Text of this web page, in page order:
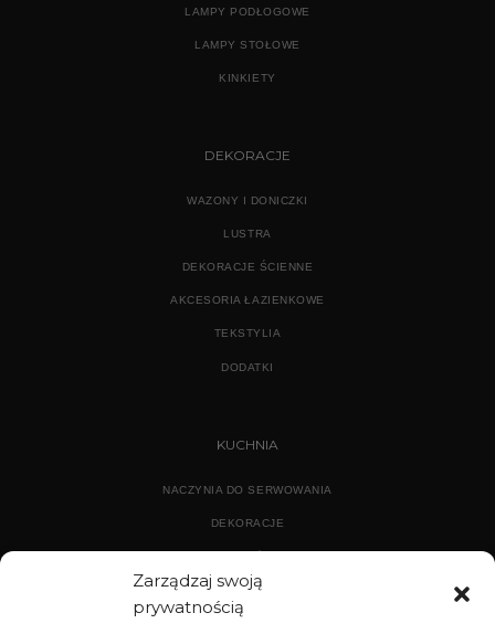
Zarządzaj swoją
prywatnością
LAMPY PODŁOGOWE
LAMPY STOŁOWE
KINKIETY
DEKORACJE
WAZONY I DONICZKI
LUSTRA
DEKORACJE ŚCIENNE
AKCESORIA ŁAZIENKOWE
TEKSTYLIA
DODATKI
KUCHNIA
NACZYNIA DO SERWOWANIA
DEKORACJE